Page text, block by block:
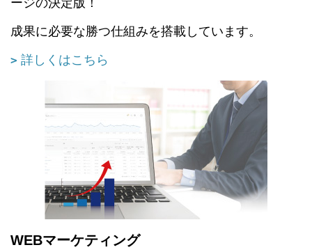
成果に必要な勝つ仕組みを搭載しています。
詳しくはこちら
WEBマーケティング